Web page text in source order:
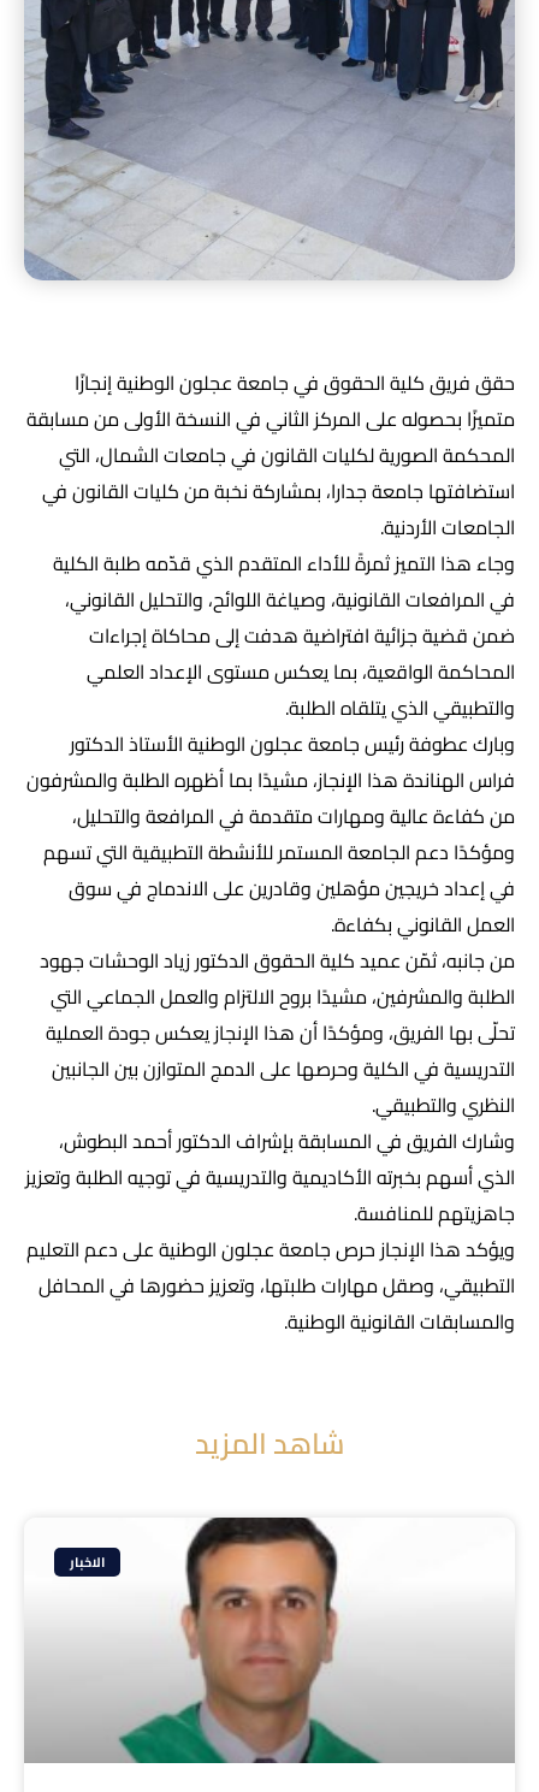
حقق فريق كلية الحقوق في جامعة عجلون الوطنية إنجازًا
متميزًا بحصوله على المركز الثاني في النسخة الأولى من مسابقة
المحكمة الصورية لكليات القانون في جامعات الشمال، التي
استضافتها جامعة جدارا، بمشاركة نخبة من كليات القانون في
الجامعات الأردنية.
وجاء هذا التميز ثمرةً للأداء المتقدم الذي قدّمه طلبة الكلية
في المرافعات القانونية، وصياغة اللوائح، والتحليل القانوني،
ضمن قضية جزائية افتراضية هدفت إلى محاكاة إجراءات
المحاكمة الواقعية، بما يعكس مستوى الإعداد العلمي
والتطبيقي الذي يتلقاه الطلبة.
وبارك عطوفة رئيس جامعة عجلون الوطنية الأستاذ الدكتور
فراس الهناندة هذا الإنجاز، مشيدًا بما أظهره الطلبة والمشرفون
من كفاءة عالية ومهارات متقدمة في المرافعة والتحليل،
ومؤكدًا دعم الجامعة المستمر للأنشطة التطبيقية التي تسهم
في إعداد خريجين مؤهلين وقادرين على الاندماج في سوق
العمل القانوني بكفاءة.
من جانبه، ثمّن عميد كلية الحقوق الدكتور زياد الوحشات جهود
الطلبة والمشرفين، مشيدًا بروح الالتزام والعمل الجماعي التي
تحلّى بها الفريق، ومؤكدًا أن هذا الإنجاز يعكس جودة العملية
التدريسية في الكلية وحرصها على الدمج المتوازن بين الجانبين
النظري والتطبيقي.
وشارك الفريق في المسابقة بإشراف الدكتور أحمد البطوش،
الذي أسهم بخبرته الأكاديمية والتدريسية في توجيه الطلبة وتعزيز
جاهزيتهم للمنافسة.
ويؤكد هذا الإنجاز حرص جامعة عجلون الوطنية على دعم التعليم
التطبيقي، وصقل مهارات طلبتها، وتعزيز حضورها في المحافل
والمسابقات القانونية الوطنية.
شاهد المزيد
الاخبار